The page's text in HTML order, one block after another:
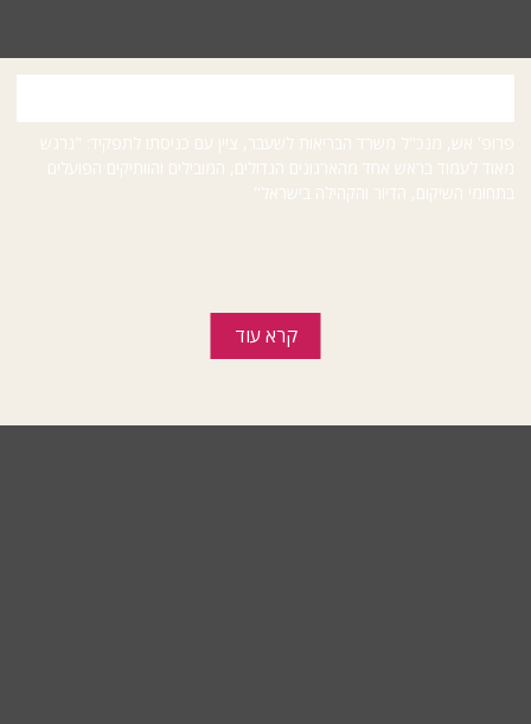
פרופ' אש, מנכ"ל משרד הבריאות לשעבר, ציין עם כניסתו לתפקיד: "נרגש
מאוד לעמוד בראש אחד מהארגונים הגדולים, המובילים והוותיקים הפועלים
בתחומי השיקום, הדיור והקהילה בישראל"
קרא עוד